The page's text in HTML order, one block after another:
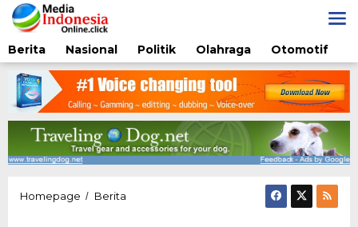
Lewati
ke
konten
Berita
Nasional Politik Olahraga Otomotif
Homepage / Berita